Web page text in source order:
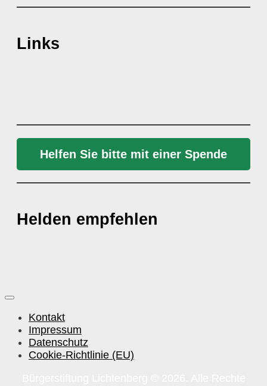
Links
Helfen Sie bitte mit einer Spende
Helden empfehlen
Kontakt
Impressum
Datenschutz
Cookie-Richtlinie (EU)